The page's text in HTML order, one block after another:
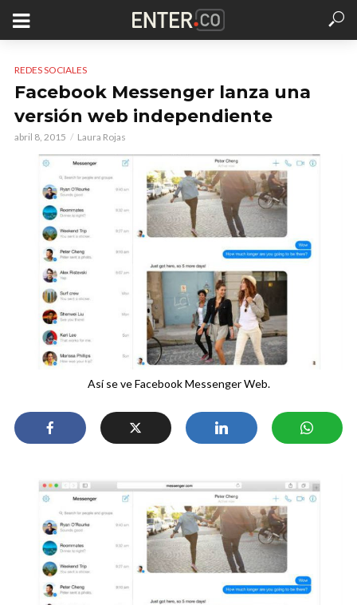
REDES SOCIALES
Facebook Messenger lanza una
versión web independiente
abril 8, 2015 Laura Rojas
Así se ve Facebook Messenger Web.